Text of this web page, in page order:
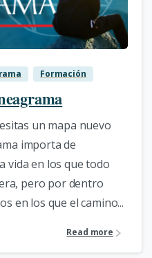
1
Formación
un mapa nuevo
importa de
vida en los que todo
pero por dentro
en los que el camino...
Read more